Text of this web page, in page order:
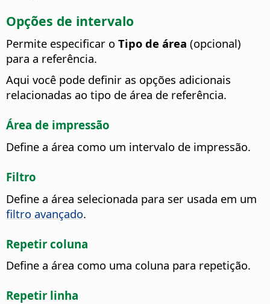
Opções de intervalo
Permite especificar o Tipo de área (opcional)
para a referência.
Aqui você pode definir as opções adicionais
relacionadas ao tipo de área de referência.
Área de impressão
Define a área como um intervalo de impressão.
Filtro
Define a área selecionada para ser usada em um
filtro avançado.
Repetir coluna
Define a área como uma coluna para repetição.
Repetir linha